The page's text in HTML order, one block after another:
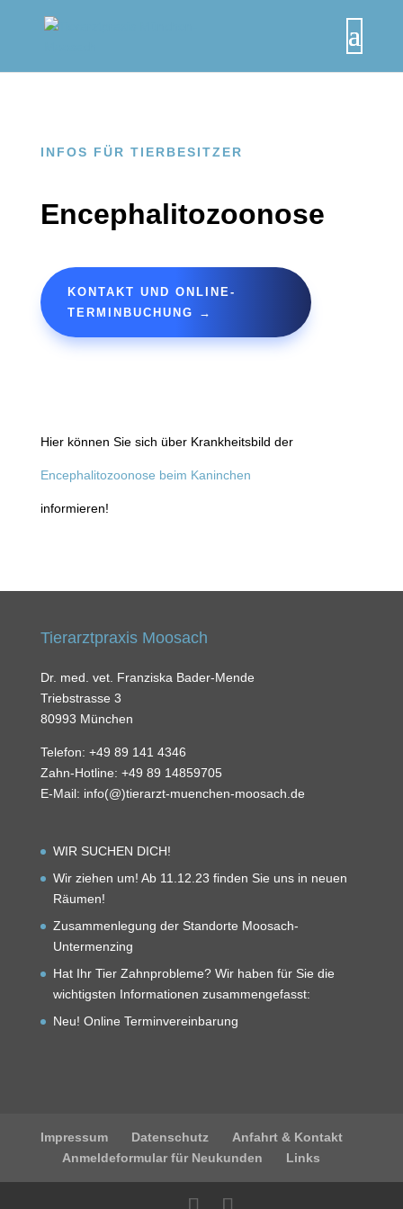
INFOS FÜR TIERBESITZER
Encephalitozoonose
KONTAKT UND ONLINE-
TERMINBUCHUNG →
Hier können Sie sich über Krankheitsbild der
Encephalitozoonose beim Kaninchen
informieren!
Tierarztpraxis Moosach
Dr. med. vet. Franziska Bader-Mende
Triebstrasse 3
80993 München
Telefon: +49 89 141 4346
Zahn-Hotline: +49 89 14859705
E-Mail: info(@)tierarzt-muenchen-moosach.de
WIR SUCHEN DICH!
Wir ziehen um! Ab 11.12.23 finden Sie uns in neuen
Räumen!
Zusammenlegung der Standorte Moosach-
Untermenzing
Hat Ihr Tier Zahnprobleme? Wir haben für Sie die
wichtigsten Informationen zusammengefasst:
Neu! Online Terminvereinbarung
Impressum Datenschutz
Anfahrt & Kontakt
Anmeldeformular für Neukunden
Links